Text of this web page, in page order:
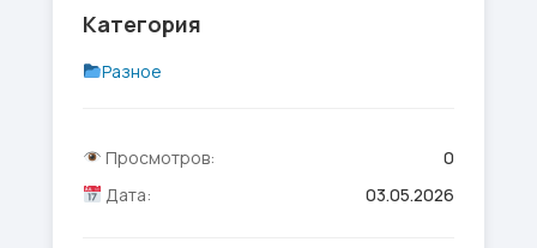
Категория
Разное
Просмотров:
0
Дата:
03.05.2026